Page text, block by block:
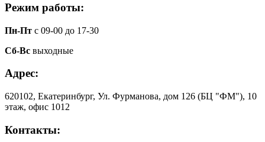
Режим работы:
Пн-Пт с 09-00 до 17-30
Сб-Вс выходные
Адрес:
620102, Екатеринбург, Ул. Фурманова, дом 126 (БЦ "ФМ"), 10
этаж, офис 1012
Контакты: